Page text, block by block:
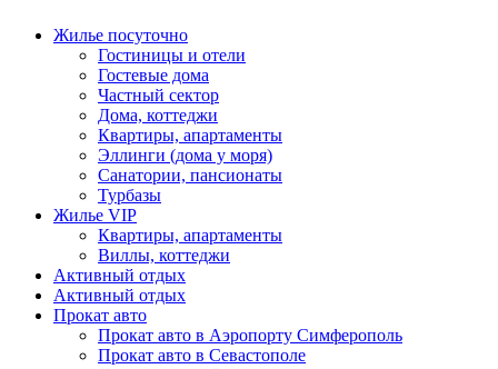
Жилье посуточно
Гостиницы и отели
Гостевые дома
Частный сектор
Дома, коттеджи
Квартиры, апартаменты
Эллинги (дома у моря)
Санатории, пансионаты
Турбазы
Жилье VIP
Квартиры, апартаменты
Виллы, коттеджи
Активный отдых
Активный отдых
Прокат авто
Прокат авто в Аэропорту Симферополь
Прокат авто в Севастополе